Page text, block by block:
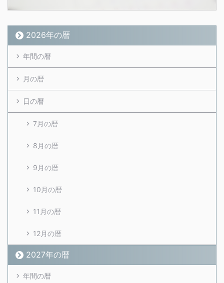
2026年の暦
年間の暦
月の暦
日の暦
7月の暦
8月の暦
9月の暦
10月の暦
11月の暦
12月の暦
2027年の暦
年間の暦